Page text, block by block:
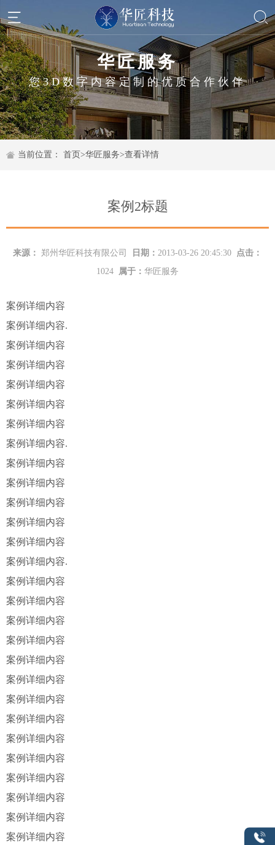
华匠服务
您3D数字内容定制的优质合作伙伴
当前位置： 首页>华匠服务>查看详情
案例2标题
来源： 郑州华匠科技有限公司 日期： 2013-03-26 20:45:30
点击：
1024
属于： 华匠服务
案例详细内容
案例详细内容.
案例详细内容
案例详细内容
案例详细内容
案例详细内容
案例详细内容
案例详细内容.
案例详细内容
案例详细内容
案例详细内容
案例详细内容
案例详细内容
案例详细内容.
案例详细内容
案例详细内容
案例详细内容
案例详细内容
案例详细内容
案例详细内容
案例详细内容
案例详细内容
案例详细内容
案例详细内容
案例详细内容
案例详细内容
案例详细内容
案例详细内容